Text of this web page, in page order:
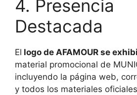
4. Presencia
Destacada
El logo de AFAMOUR se
material promocional de
incluyendo la página web,
y todos los materiales